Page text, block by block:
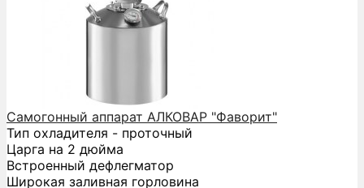
Самогонный аппарат АЛКОВАР "Фаворит"
Тип охладителя - проточный
Царга на 2 дюйма
Встроенный дефлегматор
Широкая заливная горловина